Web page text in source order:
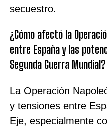
secuestro.
¿Cómo afectó la
entre España y las
Segunda Guerra Mundial?
La Operación
y tensiones entre
Eje, especialmente